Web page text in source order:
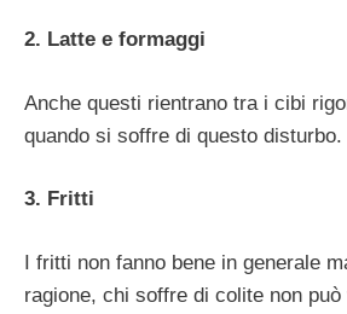
2. Latte e formaggi
Anche questi rientrano tra i cibi
quando si soffre di questo disturbo.
3. Fritti
I fritti non fanno bene in generale
ragione, chi soffre di colite non